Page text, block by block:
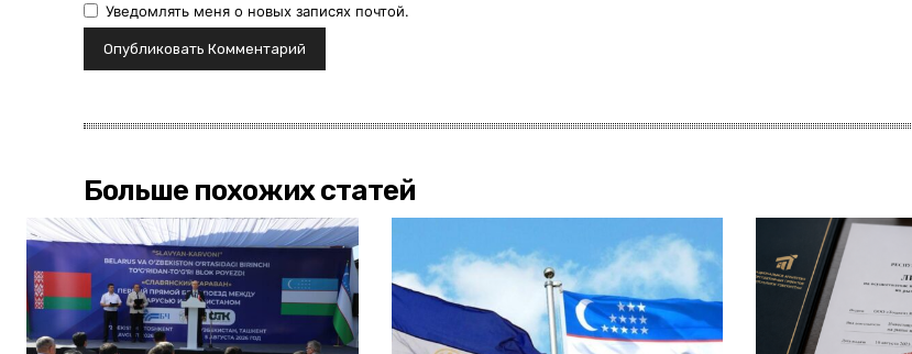
Уведомлять меня о новых записях почтой.
Больше похожих статей